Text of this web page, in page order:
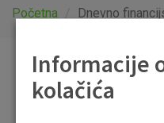
Mala poduzeća i obrtnici
Globalna tržišta
Početna Dnevno
Dnevno
Informacije
kolačića